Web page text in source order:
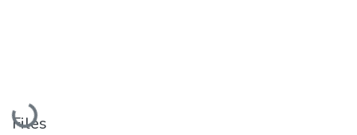
Loading...
Files